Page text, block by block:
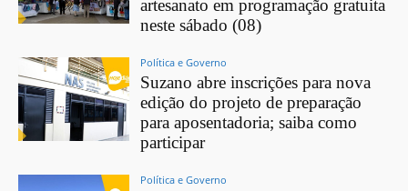
artesanato em programação gratuita
neste sábado (08)
Política e Governo
Suzano abre inscrições para nova
edição do projeto de preparação
para aposentadoria; saiba como
participar
Política e Governo